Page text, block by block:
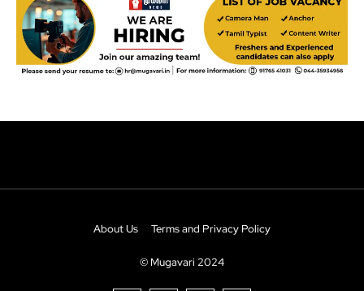
About Us Terms and Privacy Policy
© Mugavari 2024